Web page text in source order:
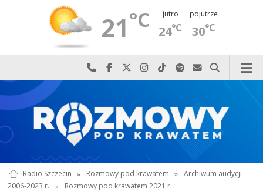
21°C jutro
24°C
pojutrze
30°C
Najlepiej po prostu do nas zadzwoń
Odwiedź nas na Facebook-u
Odwiedź nas na X
Odwiedź nas na Instagram-ie
Odwiedź nas na TikTok-u
Szukaj nas na Spotify
Wyślij do nas
Szukaj
Radio Szczecin » Rozmowy pod krawatem » Archiwum audycji
2006-2023 r.
» Rozmowy pod krawatem 2021 r.